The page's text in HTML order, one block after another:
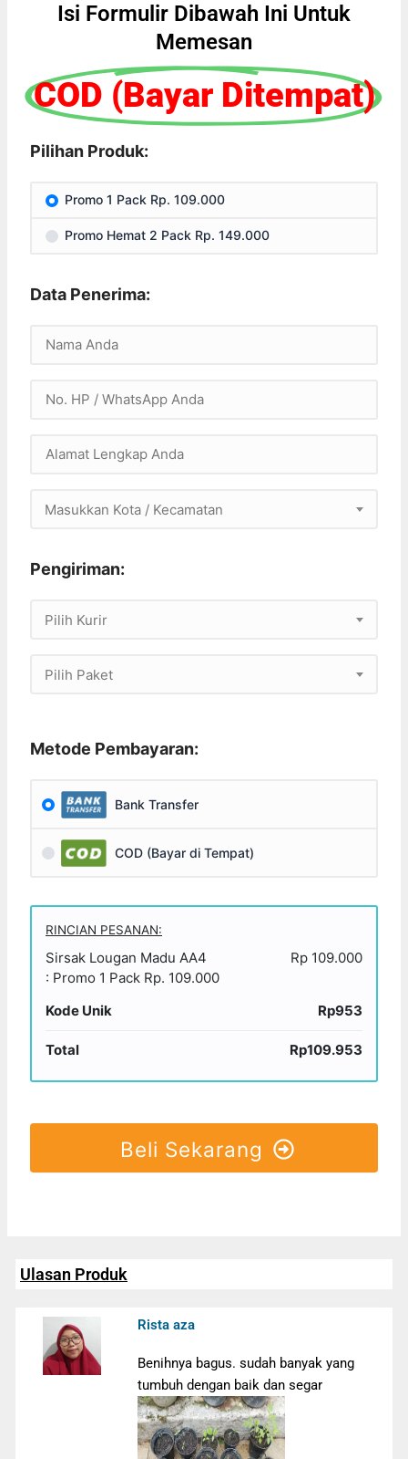
Isi Formulir Dibawah Ini Untuk
Memesan
COD (Bayar Ditempat)
Pilihan Produk:
Promo 1 Pack Rp. 109.000
Promo Hemat 2 Pack Rp. 149.000
Data Penerima:
Masukkan Kota / Kecamatan
Pengiriman:
Pilih Kurir
Pilih Paket
Metode Pembayaran:
Bank Transfer
COD (Bayar di Tempat)
RINCIAN PESANAN:
Sirsak Lougan Madu AA4
: Promo 1 Pack Rp. 109.000
Rp 109.000
Kode Unik Rp953
Total Rp109.953
Beli Sekarang
Ulasan Produk
Rista aza
Benihnya bagus. sudah banyak yang
tumbuh dengan baik dan segar